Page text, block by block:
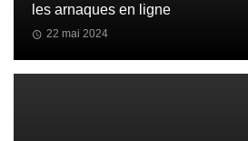
les arnaques en ligne
22 mai 2024